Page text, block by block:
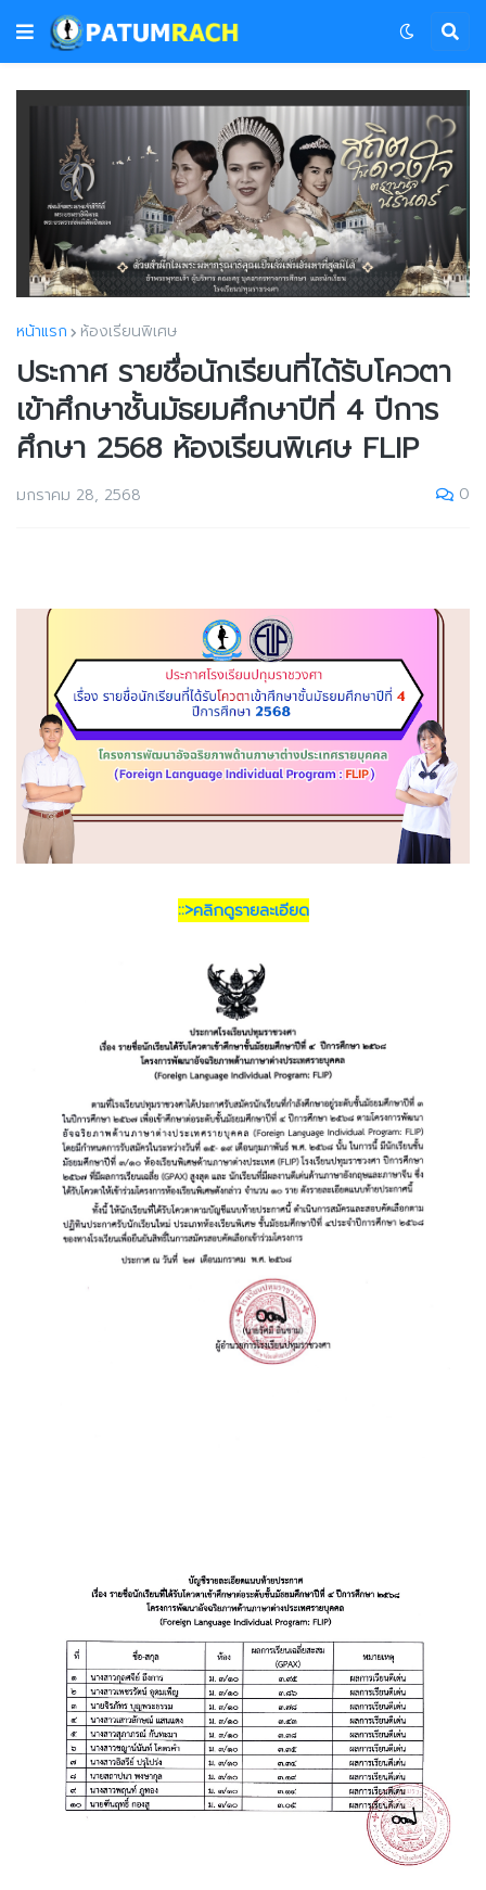
หน้าแรก ห้องเรียนพิเศษ
ประกาศ รายชื่อนักเรียนที่ได้รับโควตา
เข้าศึกษาชั้นมัธยมศึกษาปีที่ 4 ปีการ
ศึกษา 2568 ห้องเรียนพิเศษ FLIP
มกราคม 28, 2568 0
::>คลิกดูรายละเอียด